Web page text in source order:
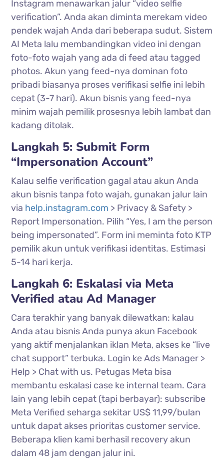
Instagram menawarkan jalur “video selfie
verification”. Anda akan diminta merekam video
pendek wajah Anda dari beberapa sudut. Sistem
AI Meta lalu membandingkan video ini dengan
foto-foto wajah yang ada di feed atau tagged
photos. Akun yang feed-nya dominan foto
pribadi biasanya proses verifikasi selfie ini lebih
cepat (3-7 hari). Akun bisnis yang feed-nya
minim wajah pemilik prosesnya lebih lambat dan
kadang ditolak.
Langkah 5: Submit Form
“Impersonation Account”
Kalau selfie verification gagal atau akun Anda
akun bisnis tanpa foto wajah, gunakan jalur lain
via help.instagram.com > Privacy & Safety >
Report Impersonation. Pilih “Yes, I am the person
being impersonated”. Form ini meminta foto KTP
pemilik akun untuk verifikasi identitas. Estimasi
5-14 hari kerja.
Langkah 6: Eskalasi via Meta
Verified atau Ad Manager
Cara terakhir yang banyak dilewatkan: kalau
Anda atau bisnis Anda punya akun Facebook
yang aktif menjalankan iklan Meta, akses ke “live
chat support” terbuka. Login ke Ads Manager >
Help > Chat with us. Petugas Meta bisa
membantu eskalasi case ke internal team. Cara
lain yang lebih cepat (tapi berbayar): subscribe
Meta Verified seharga sekitar US$ 11,99/bulan
untuk dapat akses prioritas customer service.
Beberapa klien kami berhasil recovery akun
dalam 48 jam dengan jalur ini.